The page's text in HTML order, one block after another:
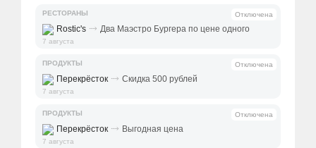
РЕСТОРАНЫ Отключена
Rostic's ⤑ Два Маэстро Бургера по цене одного
7 августа
ПРОДУКТЫ Отключена
Перекрёсток ⤑ Скидка 500 рублей
7 августа
ПРОДУКТЫ Отключена
Перекрёсток ⤑ Выгодная цена
7 августа